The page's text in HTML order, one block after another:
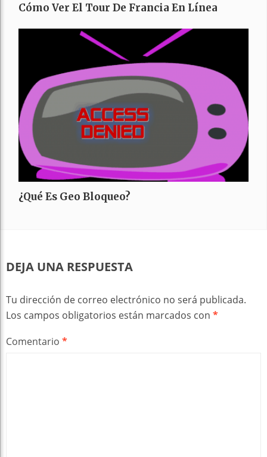
Cómo Ver El Tour De Francia En Línea
¿Qué Es Geo Bloqueo?
DEJA UNA RESPUESTA
Tu dirección de correo electrónico no será publicada.
Los campos obligatorios están marcados con *
Comentario *